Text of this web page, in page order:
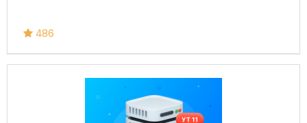
486